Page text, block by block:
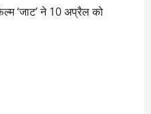
‘जाट’ ने 10 अप्रैल को